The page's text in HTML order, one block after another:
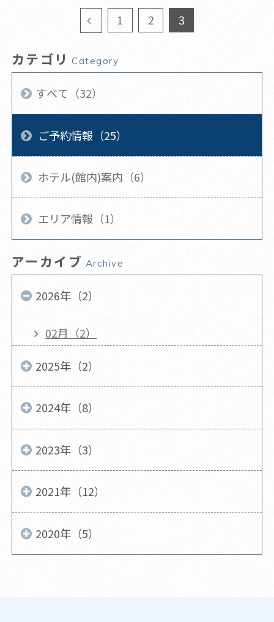
1
2 3
カテゴリ Category
すべて（32）
ご予約情報（25）
ホテル(館内)案内（6）
エリア情報（1）
アーカイブ Archive
2026年（2）
02月（2）
2025年（2）
2024年（8）
2023年（3）
2021年（12）
2020年（5）